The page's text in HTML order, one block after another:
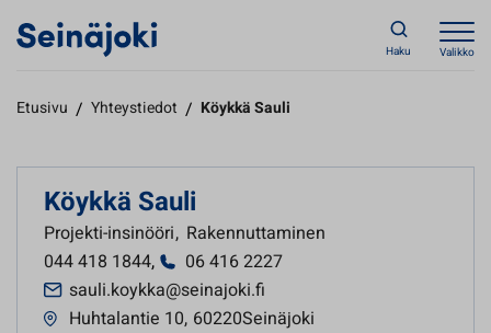
Haku Valikko
Etusivu / Yhteystiedot / Köykkä Sauli
Köykkä Sauli
Projekti-insinööri, Rakennuttaminen
044 418 1844,
06 416 2227
sauli.koykka@seinajoki.fi
Huhtalantie 10, 60220Seinäjoki